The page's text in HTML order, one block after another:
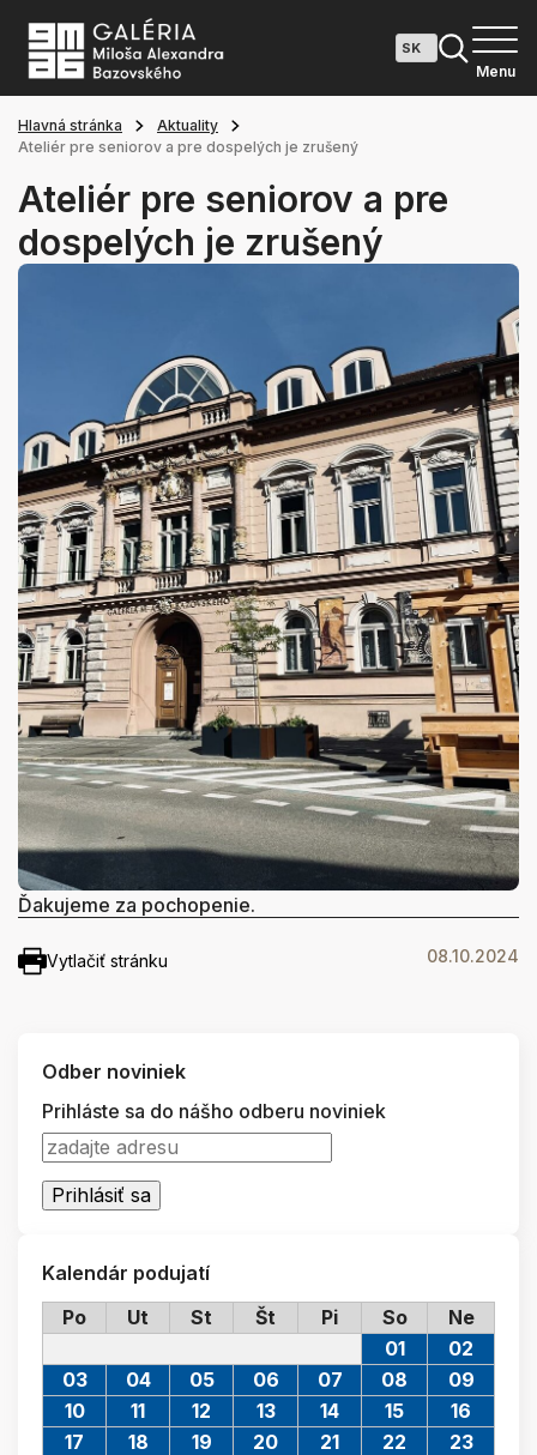
Menu
Hlavná stránka
Aktuality
Ateliér pre seniorov a pre dospelých je zrušený
Ateliér pre seniorov a pre
dospelých je zrušený
Ďakujeme za pochopenie.
Vytlačiť stránku 08.10.2024
Odber noviniek
Prihláste sa do nášho odberu noviniek
Kalendár podujatí
Po
Ut St Št Pi So Ne
01
02
03
04 05 06 07 08
09
10
11 12 13 14 15
16
17
18 19 20 21 22
23